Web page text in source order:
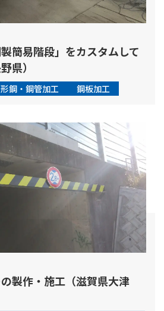
簡易階段」をカスタムして
県）
形鋼・鋼管加工 鋼板加工
製作・施工（滋賀県大津